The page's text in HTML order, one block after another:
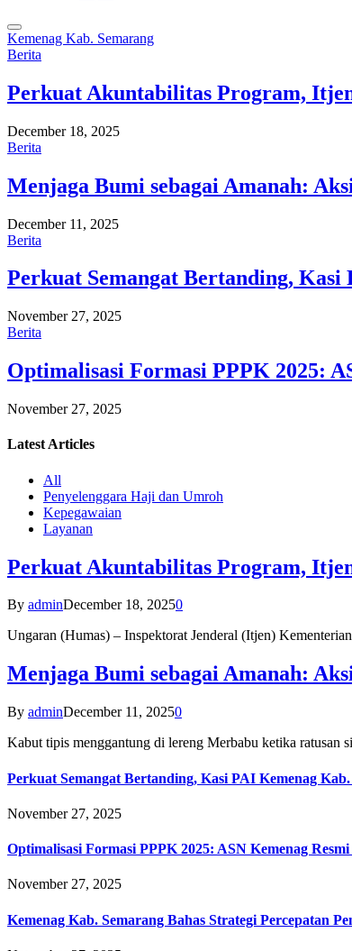
Kemenag Kab. Semarang
Berita
Perkuat Akuntabilitas Program,
December 18, 2025
Berita
Menjaga Bumi sebagai Amanah:
December 11, 2025
Berita
Perkuat Semangat Bertanding,
November 27, 2025
Berita
Optimalisasi Formasi PPPK 2025:
November 27, 2025
Latest Articles
All
Penyelenggara Haji dan Umroh
Kepegawaian
Layanan
Perkuat Akuntabilitas Program,
By adminDecember 18, 20250
Ungaran (Humas) – Inspektorat Jenderal (Itjen)
Menjaga Bumi sebagai Amanah:
By adminDecember 11, 20250
Kabut tipis menggantung di lereng Merbabu ketika
Perkuat Semangat Bertanding, Kasi PAI Kemenag
November 27, 2025
Optimalisasi Formasi PPPK 2025: ASN Kemenag
November 27, 2025
Kemenag Kab. Semarang Bahas Strategi Percepatan